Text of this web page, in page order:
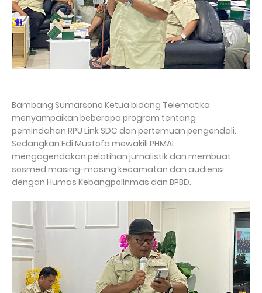
Bambang Sumarsono Ketua bidang Telematika
menyampaikan beberapa program tentang
pemindahan RPU Link SDC dan pertemuan pengendali.
Sedangkan Edi Mustofa mewakili PHMAL
mengagendakan pelatihan jurnalistik dan membuat
sosmed masing-masing kecamatan dan audiensi
dengan Humas Kebangpollnmas dan BPBD.